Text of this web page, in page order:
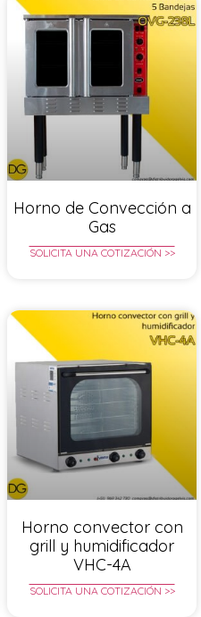
Horno de Convección a
Gas
SOLICITA UNA COTIZACIÓN >>
Horno convector con
grill y humidificador
VHC-4A
SOLICITA UNA COTIZACIÓN >>